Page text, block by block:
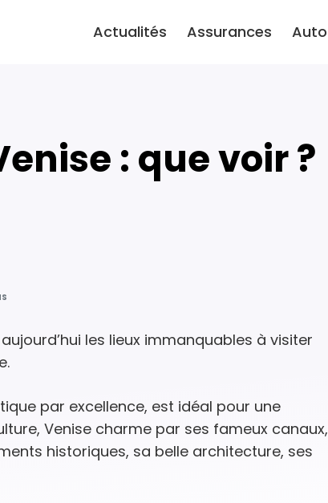
Actualités Assurances Auto
: que voir ?
les lieux immanquables à visiter
par excellence, est idéal pour une
Venise charme par ses fameux canaux,
historiques, sa belle architecture, ses